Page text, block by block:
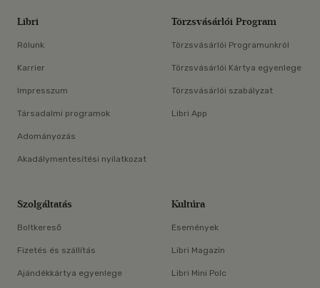
Libri
Rólunk
Karrier
Impresszum
Társadalmi programok
Adományozás
Akadálymentesítési nyilatkozat
Törzsvásárlói Program
Törzsvásárlói Programunkról
Törzsvásárlói Kártya egyenlege
Törzsvásárlói szabályzat
Libri App
Szolgáltatás
Boltkereső
Fizetés és szállítás
Ajándékkártya egyenlege
Kultúra
Események
Libri Magazin
Libri Mini Polc